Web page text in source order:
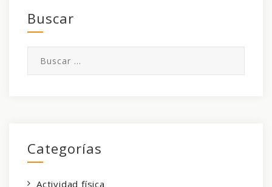
Buscar
Categorías
Actividad física